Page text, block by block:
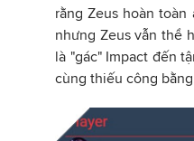
rằng Zeus hoàn
nhưng Zeus vẫn thể
là "gác" Impact đến
cùng thiếu công